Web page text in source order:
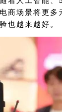
商场景将更多
也越来越好。